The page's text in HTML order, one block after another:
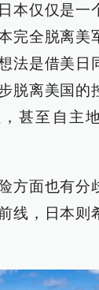
本仅仅是一
完全脱离美
法是借美日
脱离美国的
甚至自主
方面也有分
线，日本则